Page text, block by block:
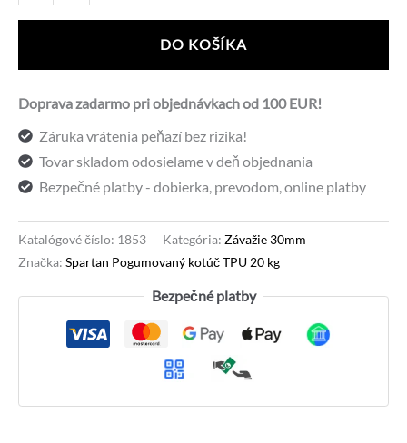
Spartan
20
kg
DO KOŠÍKA
Doprava zadarmo pri objednávkach od 100 EUR!
Záruka vrátenia peňazí bez rizika!
Tovar skladom odosielame v deň objednania
Bezpečné platby - dobierka, prevodom, online platby
Katalógové číslo: 1853 Kategória: Závažie 30mm
Značka: Spartan Pogumovaný kotúč TPU 20 kg
Bezpečné platby